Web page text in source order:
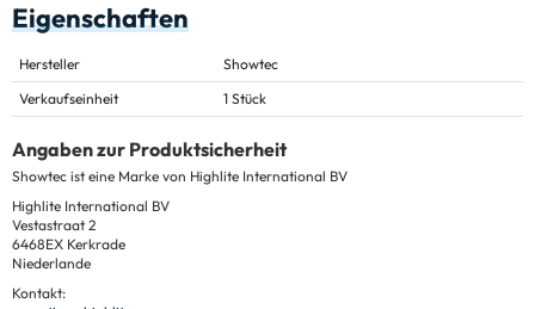
Eigenschaften
Hersteller
Showtec
Verkaufseinheit
1 Stück
Angaben zur Produktsicherheit
Showtec ist eine Marke von Highlite International BV
Highlite International BV
Vestastraat 2
6468EX Kerkrade
Niederlande
Kontakt: